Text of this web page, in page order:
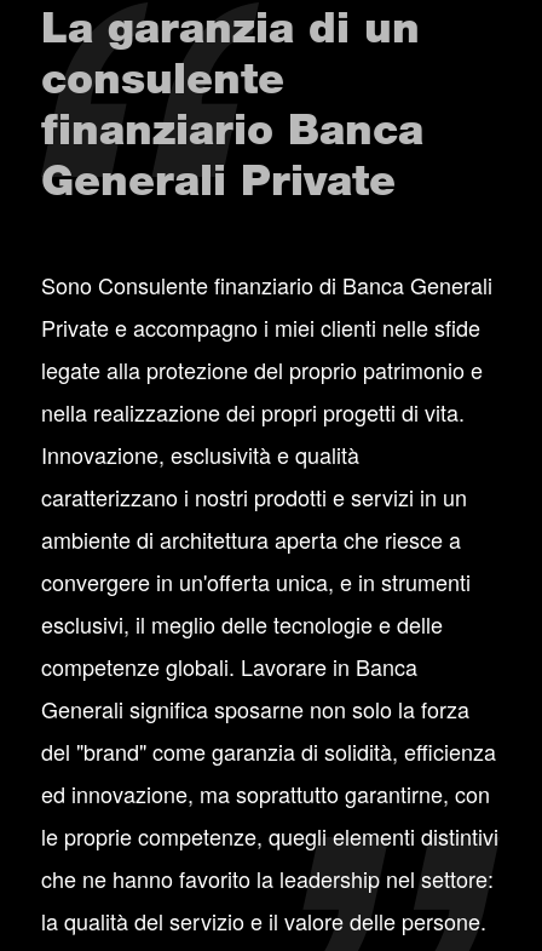
La garanzia di un
consulente
finanziario Banca
Generali Private
Sono Consulente finanziario di Banca Generali
Private e accompagno i miei clienti nelle sfide
legate alla protezione del proprio patrimonio e
nella realizzazione dei propri progetti di vita.
Innovazione, esclusività e qualità
caratterizzano i nostri prodotti e servizi in un
ambiente di architettura aperta che riesce a
convergere in un'offerta unica, e in strumenti
esclusivi, il meglio delle tecnologie e delle
competenze globali. Lavorare in Banca
Generali significa sposarne non solo la forza
del "brand" come garanzia di solidità, efficienza
ed innovazione, ma soprattutto garantirne, con
le proprie competenze, quegli elementi distintivi
che ne hanno favorito la leadership nel settore:
la qualità del servizio e il valore delle persone.